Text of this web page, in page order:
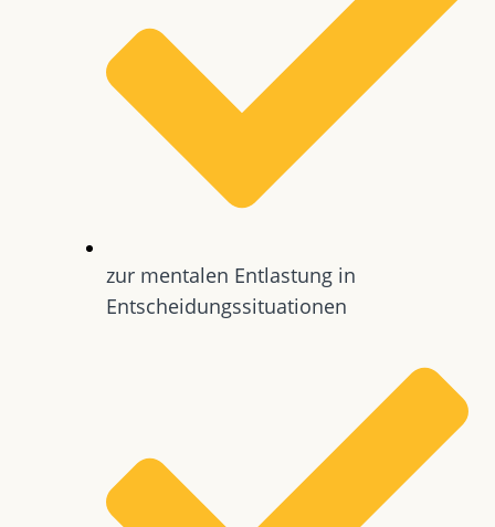
zur mentalen Entlastung in
Entscheidungssituationen